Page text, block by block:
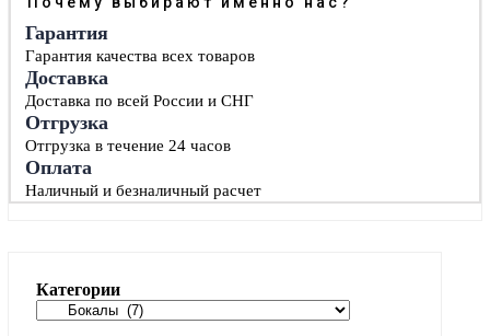
Гарантия
Гарантия качества всех товаров
Доставка
Доставка по всей России и СНГ
Отгрузка
Отгрузка в течение 24 часов
Оплата
Наличный и безналичный расчет
Категории